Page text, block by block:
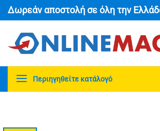
Μετάβαση
στο
περιεχόμενο
Δωρεάν αποστολή σε όλη την
Περιηγηθείτε κατάλογό